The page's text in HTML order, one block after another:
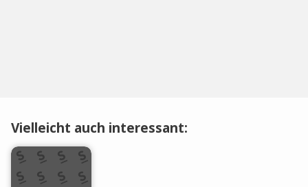
Vielleicht auch interessant: